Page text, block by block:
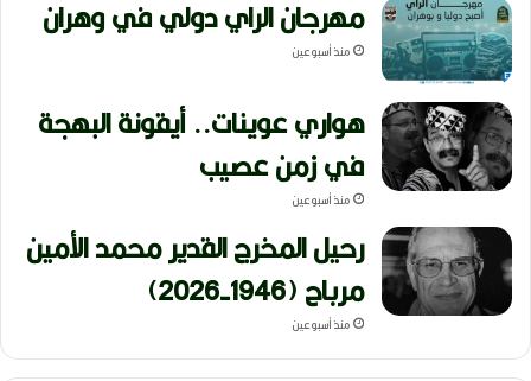
مهرجان الراي دولي في وهران
منذ أسبوعين
هواري عوينات.. أيقونة البهجة
في زمن عصيب
منذ أسبوعين
رحيل المخرج القدير محمد الأمين
مرباح (1946-2026)
منذ أسبوعين